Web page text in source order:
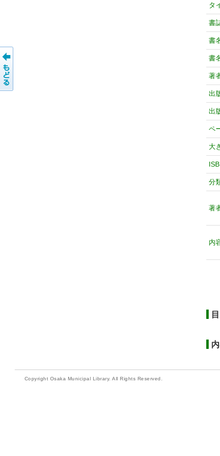
タ
書
書
書
著
出
出
ペ
大
分
著
内
Copyright Osaka Municipal Library. All Rights Reserved.